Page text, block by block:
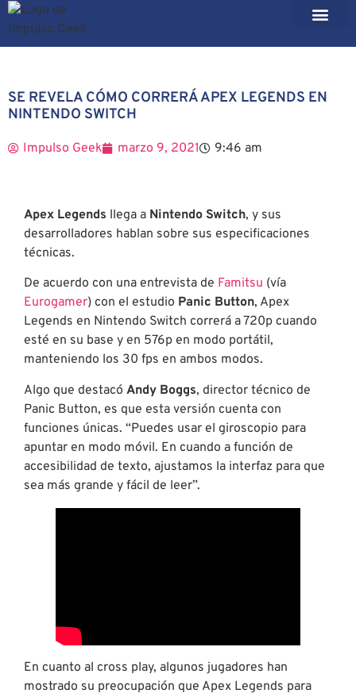
SE REVELA CÓMO CORRERÁ APEX LEGENDS EN
NINTENDO SWITCH
Impulso Geek marzo 9, 2021 9:46 am
Apex Legends llega a Nintendo Switch, y sus
desarrolladores hablan sobre sus especificaciones
técnicas.
De acuerdo con una entrevista de Famitsu (vía
Eurogamer) con el estudio Panic Button, Apex
Legends en Nintendo Switch correrá a 720p cuando
esté en su base y en 576p en modo portátil,
manteniendo los 30 fps en ambos modos.
Algo que destacó Andy Boggs, director técnico de
Panic Button, es que esta versión cuenta con
funciones únicas. “Puedes usar el giroscopio para
apuntar en modo móvil. En cuando a función de
accesibilidad de texto, ajustamos la interfaz para que
sea más grande y fácil de leer”.
En cuanto al cross play, algunos jugadores han
mostrado su preocupación que Apex Legends para